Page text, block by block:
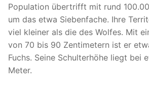
Population übertrifft mit rund
um das etwa Siebenfache. Ihre
viel kleiner als die des Wolfes. Mit
von 70 bis 90 Zentimetern ist er
Fuchs. Seine Schulterhöhe liegt bei
Meter.